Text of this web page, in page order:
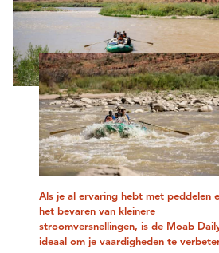
Als je al ervaring hebt met peddelen
het bevaren van kleinere
stroomversnellingen, is de Moab
ideaal om je vaardigheden te